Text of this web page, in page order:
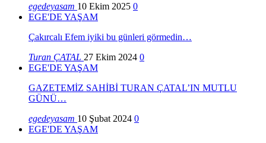
egedeyasam 10 Ekim 2025 0
EGE'DE YAŞAM
Çakırcalı Efem iyiki bu günleri görmedin…
Turan ÇATAL 27 Ekim 2024 0
EGE'DE YAŞAM
GAZETEMİZ SAHİBİ TURAN ÇATAL’IN MUTLU
GÜNÜ…
egedeyasam 10 Şubat 2024 0
EGE'DE YAŞAM